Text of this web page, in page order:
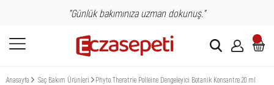
"Günlük bakımınıza uzman dokunuş."
Anasayfa Saç Bakım Ürünleri Phyto Theratrie Polleine Dengeleyici Botanik Konsantre 20 ml